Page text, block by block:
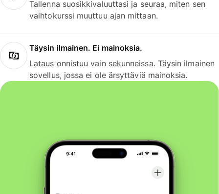
Tallenna suosikkivaluuttasi ja seuraa, miten sen
vaihtokurssi muuttuu ajan mittaan.
Täysin ilmainen. Ei mainoksia.
Lataus onnistuu vain sekunneissa. Täysin ilmainen
sovellus, jossa ei ole ärsyttäviä mainoksia.